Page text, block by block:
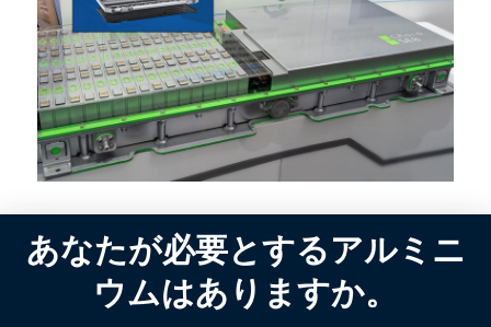
あなたが必要とするアルミニ
ウムはありますか。